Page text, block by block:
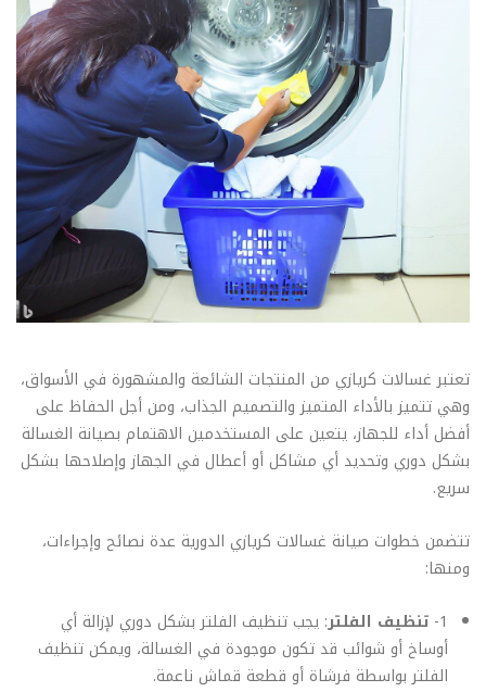
تعتبر غسالات كريازي من المنتجات الشائعة والمشهورة في الأسواق،
وهي تتميز بالأداء المتميز والتصميم الجذاب، ومن أجل الحفاظ على
أفضل أداء للجهاز، يتعين على المستخدمين الاهتمام بصيانة الغسالة
بشكل دوري وتحديد أي مشاكل أو أعطال في الجهاز وإصلاحها بشكل
سريع.
تتضمن خطوات صيانة غسالات كريازي الدورية عدة نصائح وإجراءات،
ومنها:
1- تنظيف الفلتر: يجب تنظيف الفلتر بشكل دوري لإزالة أي
أوساخ أو شوائب قد تكون موجودة في الغسالة، ويمكن تنظيف
الفلتر بواسطة فرشاة أو قطعة قماش ناعمة.